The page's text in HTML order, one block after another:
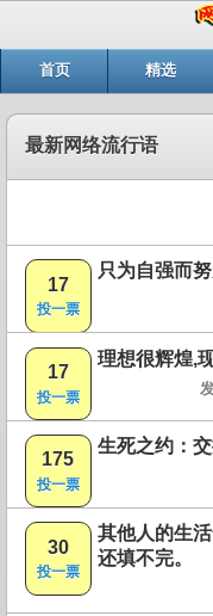
首页 精选
最新网络流行语
17
投一票
只为自强而
17
投一票
理想很辉煌,
175
投一票
生死之约：
30
投一票
其他人的生
还填不完。